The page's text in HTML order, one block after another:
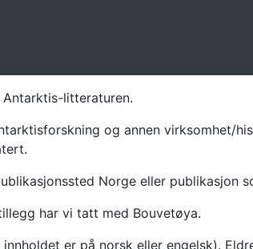
litteraturen.
og annen virksomhet/
Norge eller publikasjon
har vi tatt med Bouvetøya.
er på norsk eller engelsk).